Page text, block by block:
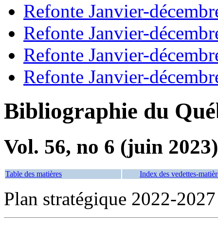
Refonte Janvier-
Refonte Janvier-
Refonte Janvier-
Refonte Janvier-
Bibliographie du
Vol. 56, no 6 (juin 2023)
Table des matières Index des vedettes-
Plan stratégique 2022-2027